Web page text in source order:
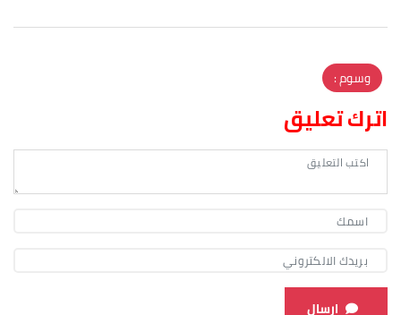
وسوم :
اترك تعليق
ارسال